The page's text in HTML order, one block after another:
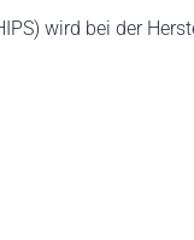
wird bei der